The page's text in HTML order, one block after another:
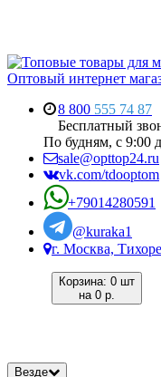
8 800 555 74 87
Бесплатный
По будням, с 9:00
sale@opttop24.ru
vk.com/tdooptom
+79014280591
@kuraka1
г. Москва,
Корзина: 0 шт
на 0 р.
Везде